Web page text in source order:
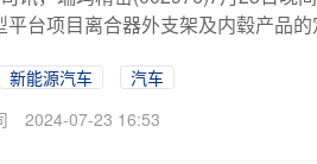
平台项目离合器外支架及内毂产品
新能源汽车
汽车
2024-07-23 16:53